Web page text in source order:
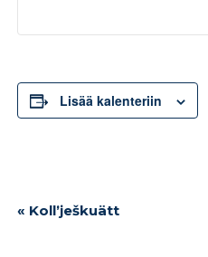
Lisää kalenteriin
Tapahtuma
navigointi
« Kollʼješkuätt